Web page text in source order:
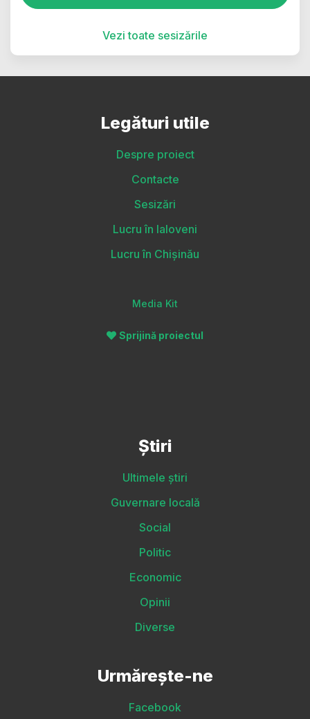
Vezi toate sesizările
Legături utile
Despre proiect
Contacte
Sesizări
Lucru în Ialoveni
Lucru în Chișinău
Media Kit
Sprijină proiectul
Știri
Ultimele știri
Guvernare locală
Social
Politic
Economic
Opinii
Diverse
Urmărește-ne
Facebook